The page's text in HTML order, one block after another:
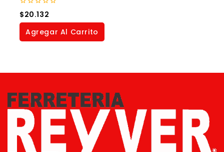
0
out
of
$20.132
Agregar Al Carrito